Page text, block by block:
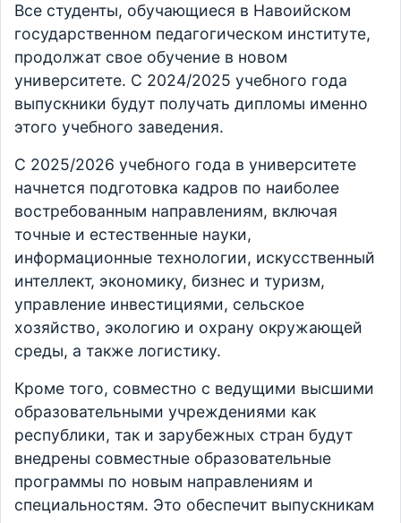
Все студенты, обучающиеся в Навоийском
государственном педагогическом институте,
продолжат свое обучение в новом
университете. С 2024/2025 учебного года
выпускники будут получать дипломы именно
этого учебного заведения.
С 2025/2026 учебного года в университете
начнется подготовка кадров по наиболее
востребованным направлениям, включая
точные и естественные науки,
информационные технологии, искусственный
интеллект, экономику, бизнес и туризм,
управление инвестициями, сельское
хозяйство, экологию и охрану окружающей
среды, а также логистику.
Кроме того, совместно с ведущими высшими
образовательными учреждениями как
республики, так и зарубежных стран будут
внедрены совместные образовательные
программы по новым направлениям и
специальностям. Это обеспечит выпускникам